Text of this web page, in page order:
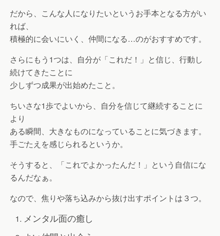
だから、こんな人になりたいというお手本となる方がい
れば、
積極的に会いにいく、仲間になる…のがおすすめです。
さらにもう1つは、自分が「これだ！」と信じ、行動し
続けてきたことに
少しずつ成果が出始めたこと。
ちいさな1歩でよいから、自分を信じて継続することに
より
ある瞬間、大きなものになっていることに気づきます。
手ごたえを感じられるというか。
そうすると、「これでよかったんだ！」という自信にな
るんだなぁ。
なので、焦りや落ち込みから抜け出すポイントは３つ。
メンタル面の癒し